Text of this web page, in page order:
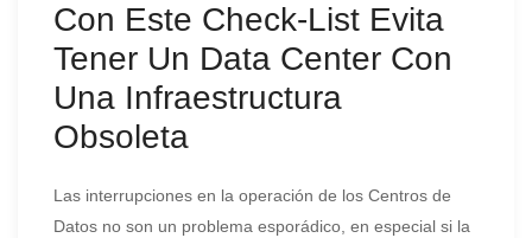
Con Este Check-List Evita
Tener Un Data Center Con
Una Infraestructura
Obsoleta
Las interrupciones en la operación de los Centros de
Datos no son un problema esporádico, en especial si la